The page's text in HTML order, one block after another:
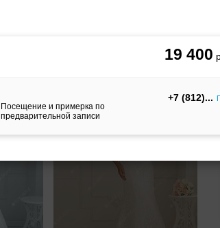
19 400
Посещение и примерка по
предварительной записи
+7 (812)